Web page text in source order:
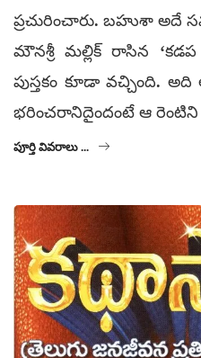
ప్రచురించారు. బహుశా
మౌనశ్రీ మల్లిక్‌ రాసిన ‘కడప
పుస్తకం కూడా వచ్చింది. అది
భరించరానిదైందంటే ఆ
పూర్తి వివరాలు ...